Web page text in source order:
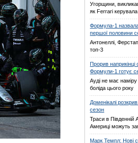
Угорщини,
як Ferrari
Формула-1
першої половини
Антонеллі,
топ-3
Прорив
Формули-1 готує
Ауді не має
боліда цього року
Доменікалі
сезон
Траси в Південній
Америці можуть
Марк Темпл: Нові